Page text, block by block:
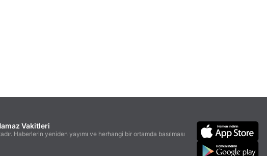
Vakitleri
Haberlerin yeniden yayımı ve herhangi bir ortamda basılması